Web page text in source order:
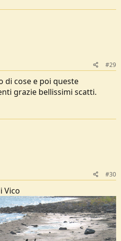
#29
di cose e poi queste
grazie bellissimi scatti.
#30
Vico